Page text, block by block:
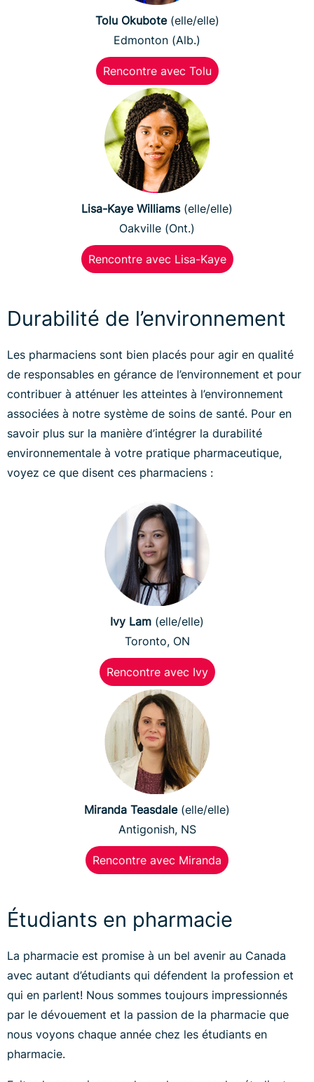
Tolu Okubote (elle/elle)
Edmonton (Alb.)
Rencontre avec Tolu
Lisa-Kaye Williams(elle/elle)
Oakville (Ont.)
Rencontre avec Lisa-Kaye
Durabilité de l’environnement
Les pharmaciens sont bien placés pour agir en qualité
de responsables en gérance de l’environnement et pour
contribuer à atténuer les atteintes à l’environnement
associées à notre système de soins de santé. Pour en
savoir plus sur la manière d’intégrer la durabilité
environnementale à votre pratique pharmaceutique,
voyez ce que disent ces pharmaciens :
Ivy Lam (elle/elle)
Toronto, ON
Rencontre avec Ivy
Miranda Teasdale(elle/elle)
Antigonish, NS
Rencontre avec Miranda
Étudiants en pharmacie
La pharmacie est promise à un bel avenir au Canada
avec autant d’étudiants qui défendent la profession et
qui en parlent! Nous sommes toujours impressionnés
par le dévouement et la passion de la pharmacie que
nous voyons chaque année chez les étudiants en
pharmacie.